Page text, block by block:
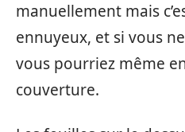
manuellement mais
ennuyeux, et si vous
vous pourriez même
couverture.